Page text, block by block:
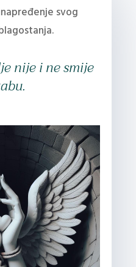
svog
nije i ne smije